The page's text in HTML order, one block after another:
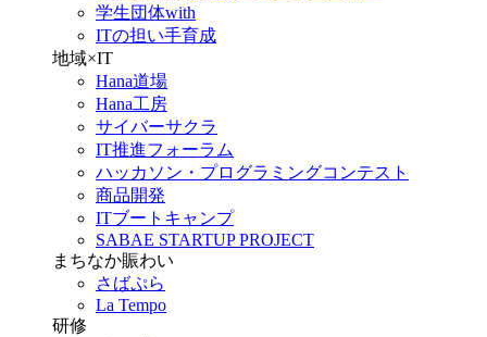
学生団体with
ITの担い手育成
地域×IT
Hana道場
Hana工房
サイバーサクラ
IT推進フォーラム
ハッカソン・プログラミングコンテスト
商品開発
ITブートキャンプ
SABAE STARTUP PROJECT
まちなか賑わい
さばぷら
La Tempo
研修